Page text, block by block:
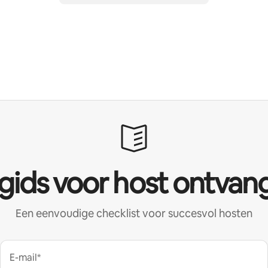
voor host
Een eenvoudige checklist voor succesvol hosten
E-mail*